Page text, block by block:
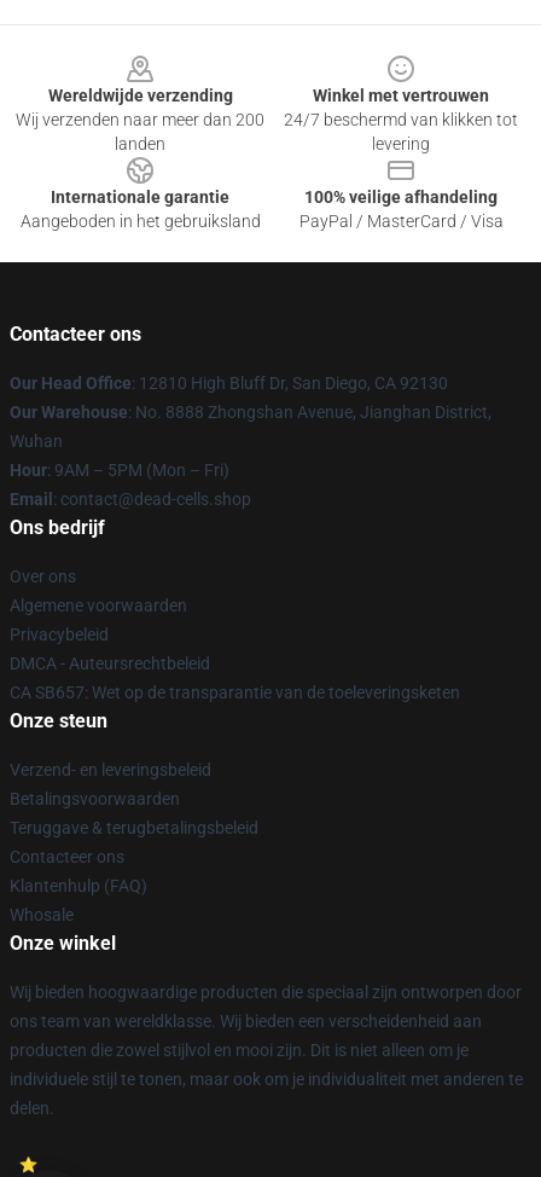
Wereldwijde verzending
Wij verzenden naar meer dan 200
landen
Winkel met vertrouwen
24/7 beschermd van klikken tot
levering
Internationale garantie
Aangeboden in het gebruiksland
100% veilige afhandeling
PayPal / MasterCard / Visa
Contacteer ons
Our Head Office: 12810 High Bluff Dr, San Diego, CA 92130
Our Warehouse: No. 8888 Zhongshan Avenue, Jianghan District,
Wuhan
Hour: 9AM – 5PM (Mon – Fri)
Email : contact@dead-cells.shop
Ons bedrijf
Over ons
Algemene voorwaarden
Privacybeleid
DMCA - Auteursrechtbeleid
CA SB657: Wet op de transparantie van de toeleveringsketen
Onze steun
Verzend- en leveringsbeleid
Betalingsvoorwaarden
Teruggave & terugbetalingsbeleid
Contacteer ons
Klantenhulp (FAQ)
Whosale
Onze winkel
Wij bieden hoogwaardige producten die speciaal zijn ontworpen door
ons team van wereldklasse. Wij bieden een verscheidenheid aan
producten die zowel stijlvol en mooi zijn. Dit is niet alleen om je
individuele stijl te tonen, maar ook om je individualiteit met anderen te
delen.